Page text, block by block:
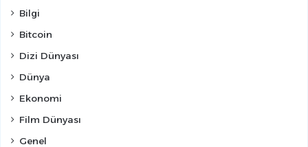
Bilgi
Bitcoin
Dizi Dünyası
Dünya
Ekonomi
Film Dünyası
Genel